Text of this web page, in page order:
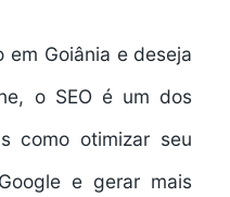
Goiânia e deseja
o SEO é um dos
como otimizar seu
e gerar mais